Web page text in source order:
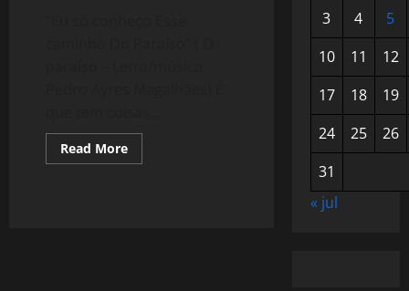
Read MoreRead
more
3 4
5
10
11
12
17
18
19
24
25
26
31
« jul